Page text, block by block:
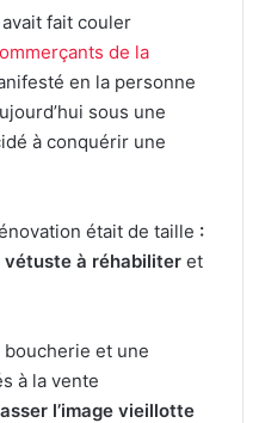
avait fait couler
de la
en la personne
sous une
à conquérir une
était de taille :
vétuste à réhabiliter et
boucherie et une
à la vente
l’image vieillotte